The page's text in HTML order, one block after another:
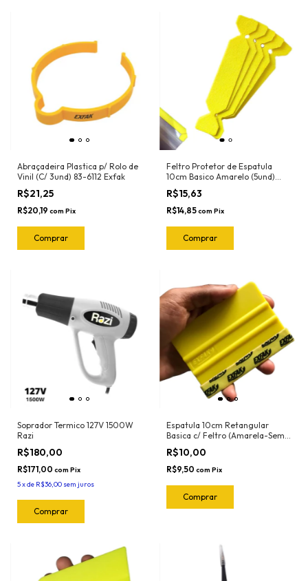
Abraçadeira Plastica p/ Rolo de
Vinil (C/ 3und) 83-6112 Exfak
R$21,25
R$20,19 com Pix
Feltro Protetor de Espatula
10cm Basico Amarelo (5und)
1090 Ronek
R$15,63
R$14,85com Pix
Soprador Termico 127V 1500W
Razi
R$180,00
R$171,00 com Pix
5xde R$36,00 sem juros
Espatula 10cm Retangular
Basica c/ Feltro (Amarela-Semi
Flexivel) 50-2032 Exfak
R$10,00
R$9,50 com Pix